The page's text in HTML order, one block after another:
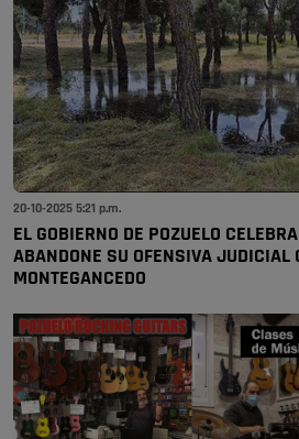
20-10-2025 5:21 p.m.
EL GOBIERNO DE POZUELO
ABANDONE SU OFENSIVA JUDICIAL
MONTEGANCEDO